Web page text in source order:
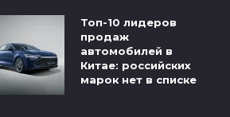
Топ-10 лидеров
продаж
автомобилей в
Китае: российских
марок нет в списке